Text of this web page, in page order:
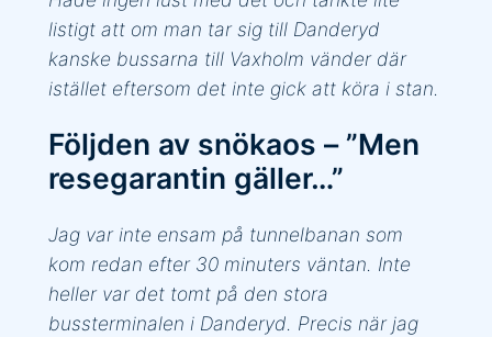
listigt att om man tar sig till Danderyd
kanske bussarna till Vaxholm vänder där
istället eftersom det inte gick att köra i stan.
Följden av snökaos – ”Men
resegarantin gäller…”
Jag var inte ensam på tunnelbanan som
kom redan efter 30 minuters väntan. Inte
heller var det tomt på den stora
bussterminalen i Danderyd. Precis när jag